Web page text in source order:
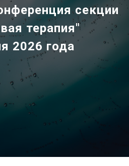
секции
терапия"
2026 года